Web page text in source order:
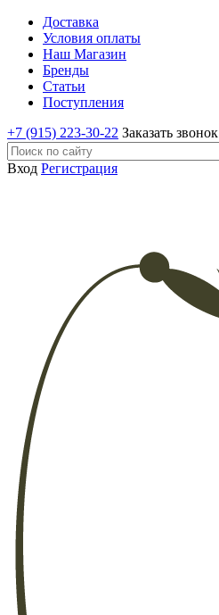
Доставка
Условия оплаты
Наш Магазин
Бренды
Статьи
Поступления
+7 (915) 223-30-22 Заказать звонок
Вход Регистрация